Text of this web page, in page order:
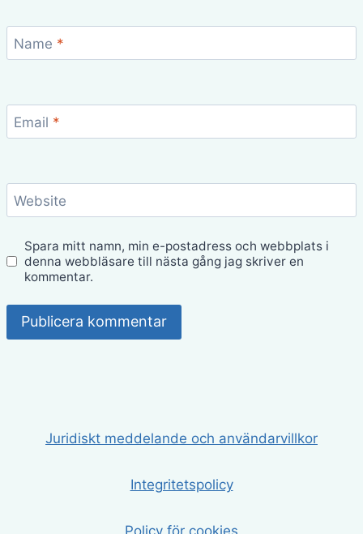
Name *
Email *
Website
Spara mitt namn, min e-postadress och webbplats i
denna webbläsare till nästa gång jag skriver en
kommentar.
Juridiskt meddelande och användarvillkor
Integritetspolicy
Policy för cookies